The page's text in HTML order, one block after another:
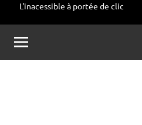
leblogluxe
L'inacessible à portée de clic